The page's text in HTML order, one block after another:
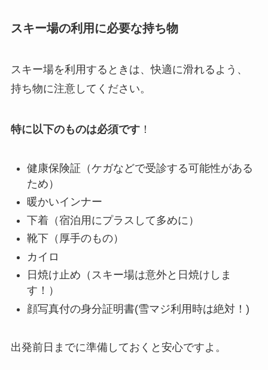
スキー場の利用に必要な持ち物
スキー場を利用するときは、快適に滑れるよう、
持ち物に注意してください。
特に以下のものは必須です！
健康保険証（ケガなどで受診する可能性がある
ため）
暖かいインナー
下着（宿泊用にプラスして多めに）
靴下（厚手のもの）
カイロ
日焼け止め（スキー場は意外と日焼けしま
す！）
顔写真付の身分証明書(雪マジ利用時は絶対！)
出発前日までに準備しておくと安心ですよ。